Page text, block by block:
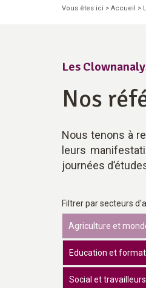
Vous êtes ici > Accueil >
Les
Nos
Nous tenons à
leurs
journées
Filtrer par secteurs
Agriculture et
Education et
Social et